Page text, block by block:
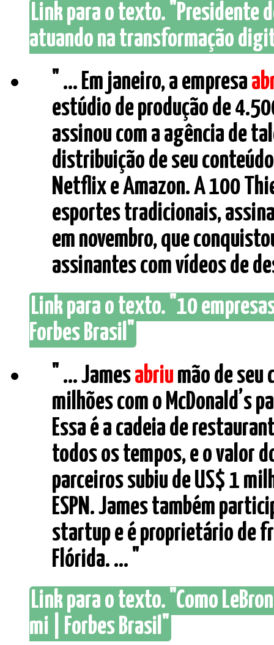
Link para o texto. "Presidente
atuando na transformação
" ... Em janeiro, a empresa
estúdio de produção de
assinou com a agência de
distribuição de seu
Netflix e Amazon. A 100
esportes tradicionais,
em novembro, que
assinantes com vídeos de
Link para o texto. "10
Forbes Brasil"
" ... Jamesabriumão de
milhões com o McDonald’s
Essa é a cadeia de
todos os tempos, e o valor
parceiros subiu de US$ 1
ESPN. James também
startup e é proprietário de
Flórida. ... "
Link para o texto. "Como
mi | Forbes Brasil"